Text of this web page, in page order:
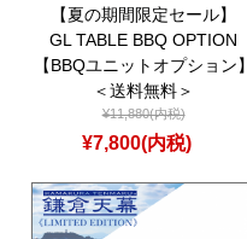
【夏の期間限定セール】
GL TABLE BBQ OPTION
【BBQユニットオプション】
＜送料無料＞
¥11,880(内税)
¥7,800(内税)